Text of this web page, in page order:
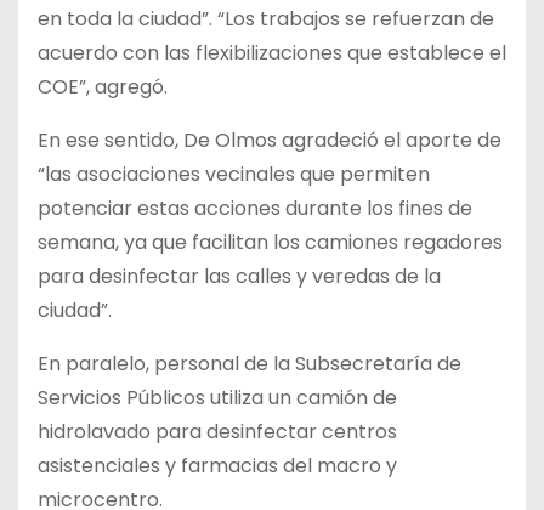
en toda la ciudad”. “Los trabajos se refuerzan de
acuerdo con las flexibilizaciones que establece el
COE”, agregó.
En ese sentido, De Olmos agradeció el aporte de
“las asociaciones vecinales que permiten
potenciar estas acciones durante los fines de
semana, ya que facilitan los camiones regadores
para desinfectar las calles y veredas de la
ciudad”.
En paralelo, personal de la Subsecretaría de
Servicios Públicos utiliza un camión de
hidrolavado para desinfectar centros
asistenciales y farmacias del macro y
microcentro.